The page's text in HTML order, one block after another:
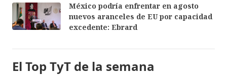
México podría enfrentar en agosto
nuevos aranceles de EU por capacidad
excedente: Ebrard
El Top TyT de la semana